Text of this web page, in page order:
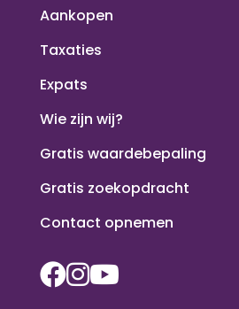
Aankopen
Taxaties
Expats
Wie zijn wij?
Gratis waardebepaling
Gratis zoekopdracht
Contact opnemen